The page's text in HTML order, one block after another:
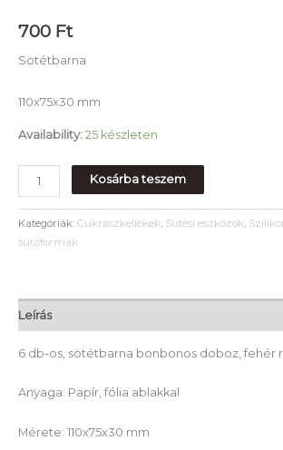
700 Ft
Sötétbarna
110x75x30 mm
Availability: 25 készleten
Kosárba teszem
Kategóriák: Cukrászkellékek, Sütési eszközök,
sütőformák
Leírás
6 db-os, sötétbarna bonbonos doboz, fehér
Anyaga: Papír, fólia ablakkal
Mérete: 110x75x30 mm